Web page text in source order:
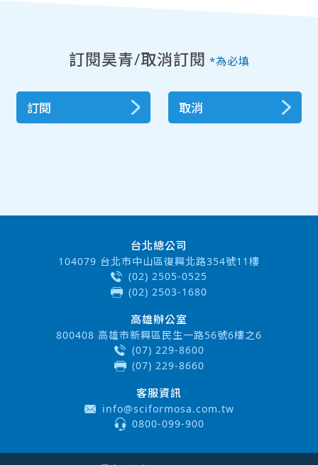
訂閱昊青/取消訂閱 *為必填
訂閱 取消
台北總公司
104079 台北市中山區復興北路354號11樓
(02) 2505-0525
(02) 2503-1680
高雄辦公室
800408 高雄市新興區民生一路56號6樓之6
(07) 229-8600
(07) 229-8660
客服資訊
info@sciformosa.com.tw
0800-099-900